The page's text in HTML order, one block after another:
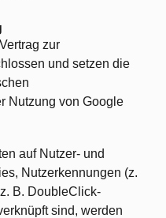
zur
und setzen die
Nutzung von Google
auf Nutzer- und
Nutzerkennungen (z.
B. DoubleClick-
sind, werden